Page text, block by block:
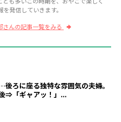
発信していきます。
さんの記事一覧をみる
ろに座る独特な雰囲気の夫婦。
⇒「ギャアッ！」...